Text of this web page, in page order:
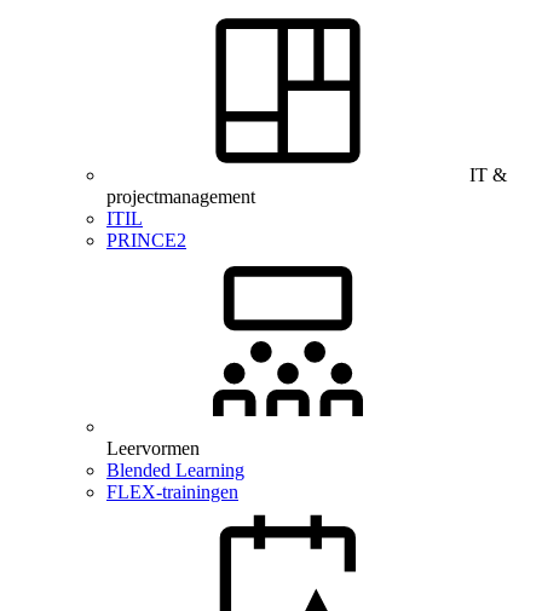
IT &
projectmanagement
ITIL
PRINCE2
Leervormen
Blended Learning
FLEX-trainingen